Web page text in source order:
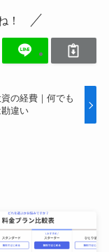
！
の経費｜何でも
違い